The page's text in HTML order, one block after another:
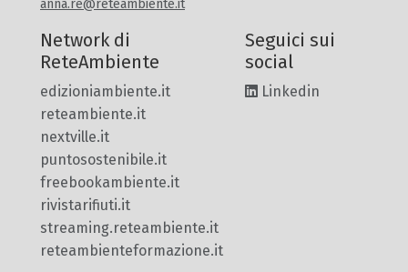
anna.re@reteambiente.it
Network di
ReteAmbiente
edizioniambiente.it
reteambiente.it
nextville.it
puntosostenibile.it
freebookambiente.it
rivistarifiuti.it
streaming.reteambiente.it
reteambienteformazione.it
Seguici sui
social
Linkedin